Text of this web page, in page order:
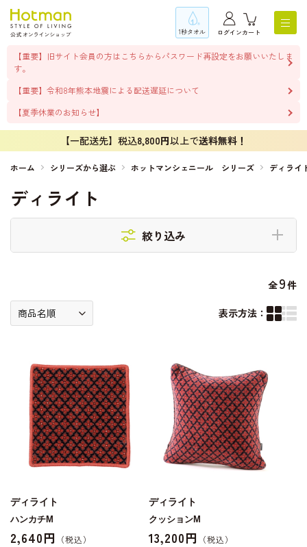
1秒タオル ログインカート
【重要】旧サイト会員の方はこちらからパスワード再設定をお願いいたしま
す。
【重要】令和8年熊本地震による配送遅延について
【夏季休業のお知らせ】
【一配送先】税込8,800円以上で送料無料！
ホーム シリーズから選ぶ ホットマンシェニール シリーズ ディライ
ディライト
絞り込み
全9件
表示方法：
ディライト
ハンカチM
2,640円
ディライト
クッションM
13,200円